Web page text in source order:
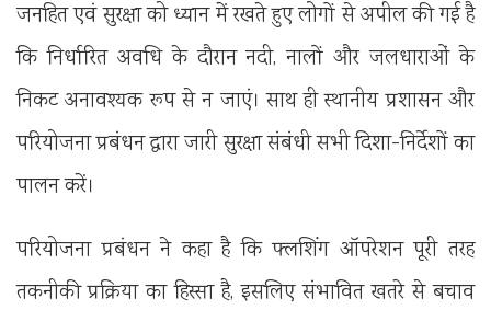
जनहित एवं सुरक्षा को ध्यान में रखते हुए लोगों से अपील की गई है
कि निर्धारित अवधि के दौरान नदी, नालों और जलधाराओं के
निकट अनावश्यक रूप से न जाएं। साथ ही स्थानीय प्रशासन और
परियोजना प्रबंधन द्वारा जारी सुरक्षा संबंधी सभी दिशा-निर्देशों का
पालन करें।
परियोजना प्रबंधन ने कहा है कि फ्लशिंग ऑपरेशन पूरी तरह
तकनीकी प्रक्रिया का हिस्सा है, इसलिए संभावित खतरे से बचाव